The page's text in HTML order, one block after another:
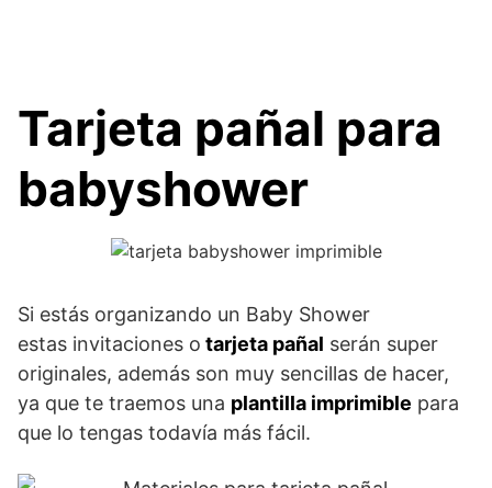
Tarjeta pañal para
babyshower
Si estás organizando un Baby Shower
estas invitaciones o tarjeta pañal serán super
originales, además son muy sencillas de hacer,
ya que te traemos una plantilla imprimible para
que lo tengas todavía más fácil.